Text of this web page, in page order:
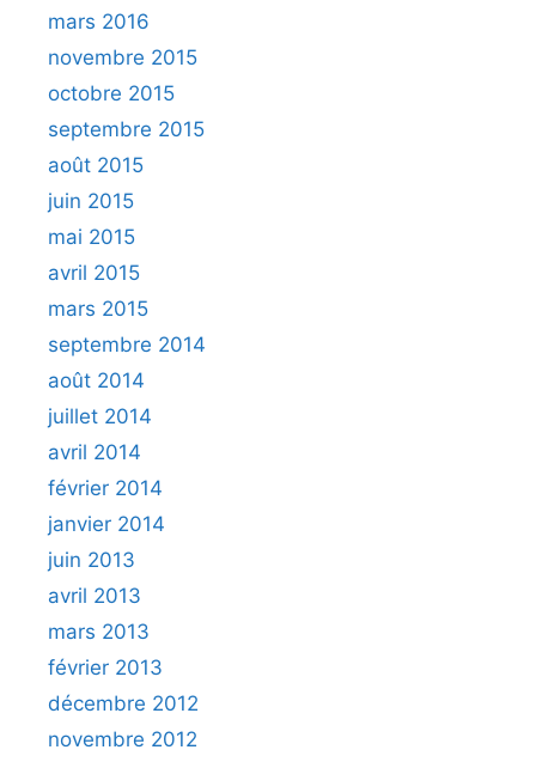
mars 2016
novembre 2015
octobre 2015
septembre 2015
août 2015
juin 2015
mai 2015
avril 2015
mars 2015
septembre 2014
août 2014
juillet 2014
avril 2014
février 2014
janvier 2014
juin 2013
avril 2013
mars 2013
février 2013
décembre 2012
novembre 2012